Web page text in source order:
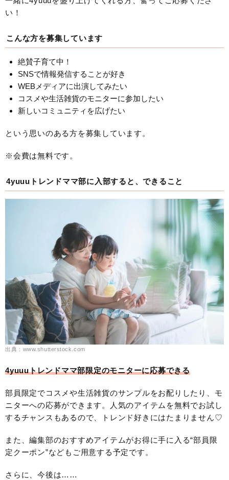
い！
こんな方を募集しています
絶賛子育て中！
SNSで情報発信することが好き
WEBメディアに出演してみたい
コスメや生活雑貨のモニターに参加したい
新しいコミュニティを広げたい
という思いのある方を募集しています。
※会費は無料です。
4yuuuトレンドママ部に入部すると、できること
出典：www.shutterstock.com
4yuuuトレンドママ部限定のモニターに応募できる
部員限定でコスメや生活雑貨のサンプルをお配りしたり、モ
ニターへの応募ができます。人気のアイテムを無料でお試し
するチャンスもあるので、トレンド好きにはたまりません♡
また、編集部のおすすめアイテムがお得に手に入る“部員限
定クーポン”などもご用意する予定です。
さらに、今後は……